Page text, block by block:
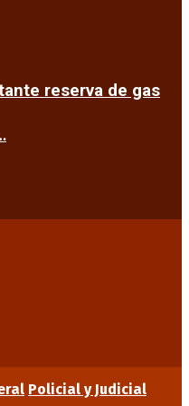
reserva de gas
Policial y Judicial